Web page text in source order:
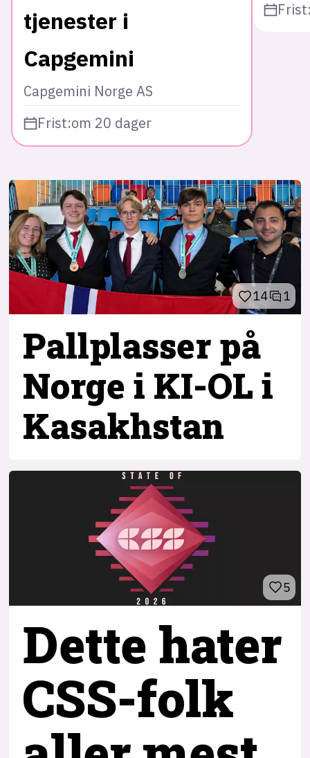
tjenester i
Capgemini
Capgemini Norge AS
Frist:om 20 dager
14 1
Pallplasser på
Norge i KI-OL i
Kasakhstan
5
Dette hater
CSS-folk